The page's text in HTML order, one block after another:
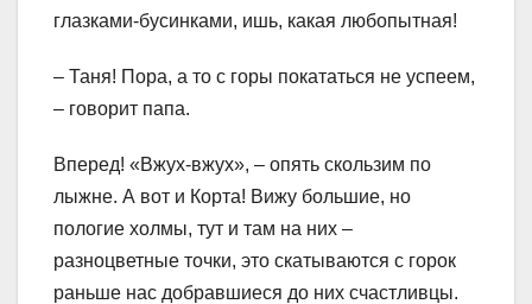
глазками-бусинками, ишь, какая любопытная!
– Таня! Пора, а то с горы покататься не успеем,
– говорит папа.
Вперед! «Вжух-вжух», – опять скользим по
лыжне. А вот и Корта! Вижу большие, но
пологие холмы, тут и там на них –
разноцветные точки, это скатываются с горок
раньше нас добравшиеся до них счастливцы.